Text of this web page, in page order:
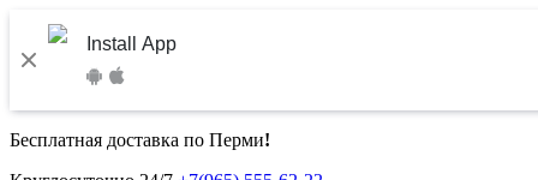
Install App
Бесплатная доставка по Перми!